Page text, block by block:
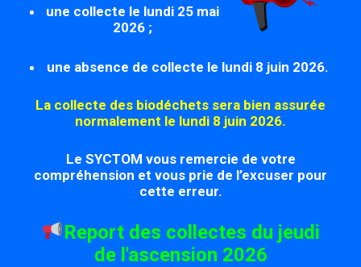
une collecte le lundi 25 mai
2026 ;
une absence de collecte le lundi 8 juin 2026.
La collecte des biodéchets sera bien assurée
normalement le lundi 8 juin 2026.
Le SYCTOM vous remercie de votre
compréhension et vous prie de l’excuser pour
cette erreur.
Report des collectes du jeudi
de l'ascension 2026